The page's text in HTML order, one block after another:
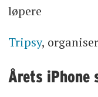
løpere
Tripsy,
Årets